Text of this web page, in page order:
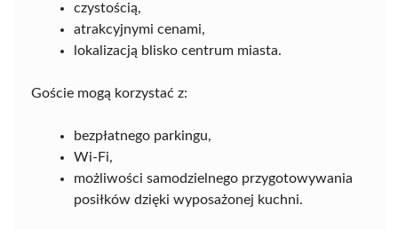
czystością,
atrakcyjnymi cenami,
lokalizacją blisko centrum miasta.
Goście mogą korzystać z:
bezpłatnego parkingu,
Wi-Fi,
możliwości samodzielnego przygotowywania
posiłków dzięki wyposażonej kuchni.